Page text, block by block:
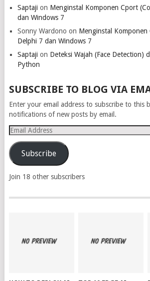
Saptaji on Menginstal Komponen Cport
dan Windows 7
Sonny Wardono on Menginstal
Delphi 7 dan Windows 7
Saptaji on Deteksi Wajah (Face Detection)
Python
SUBSCRIBE TO BLOG VIA
Enter your email address to subscribe to this
notifications of new posts by email.
Email
Address
Subscribe
Join 18 other subscribers